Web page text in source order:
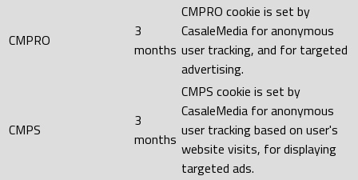
CMPRO
3
months
CMPRO cookie is set by
CasaleMedia for anonymous
user tracking, and for targeted
advertising.
CMPS
3
months
CMPS cookie is set by
CasaleMedia for anonymous
user tracking based on user's
website visits, for displaying
targeted ads.